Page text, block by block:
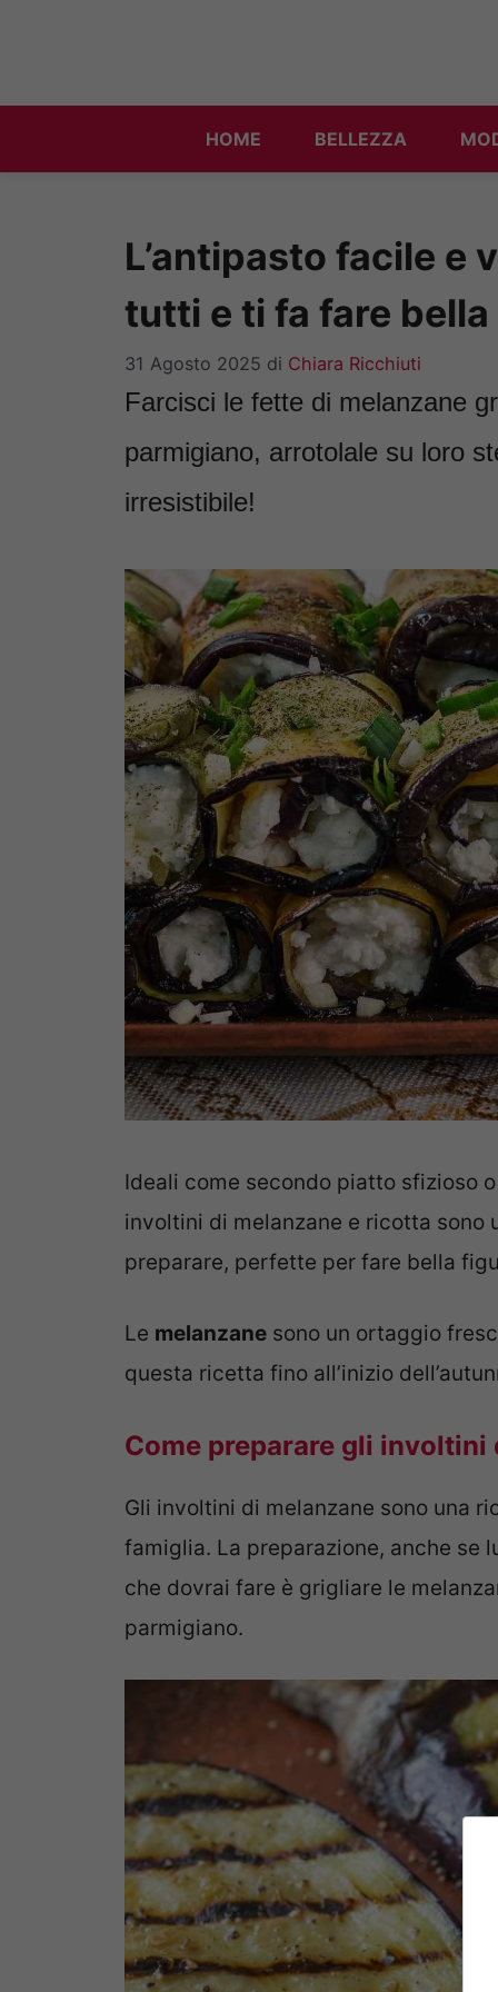
HOME BELLEZZA
L’antipasto facile e
tutti e ti fa fare
31 Agosto 2025 di Chiara Ricchiuti
Farcisci le fette di melanzane
parmigiano, arrotolale su loro
irresistibile!
Ideali come secondo piatto sfizioso
involtini di melanzane e ricotta sono
preparare, perfette per fare bella
Le melanzane sono un ortaggio
questa ricetta fino all’inizio
Come preparare gli
Gli involtini di melanzane sono una
famiglia. La preparazione, anche se
che dovrai fare è grigliare le
parmigiano.